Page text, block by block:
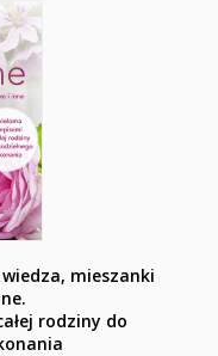
mieszanki
rodziny do